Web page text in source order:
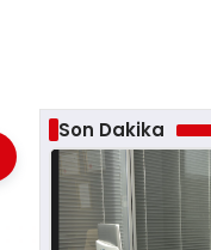
Son Dakika